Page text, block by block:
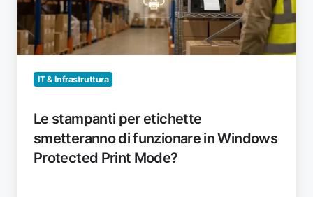
funzionare
in
Windows
Protected
PrintIT & Infrastruttura
Le stampanti per etichette
smetteranno di funzionare in Windows
Protected Print Mode?